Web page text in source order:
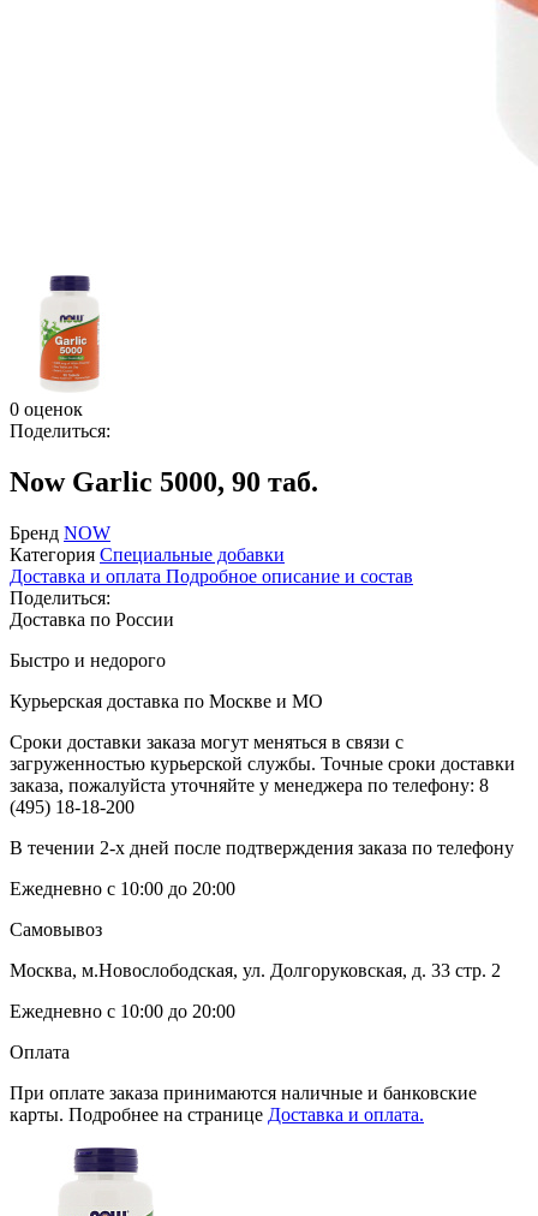
0 оценок
Поделиться:
Now Garlic 5000, 90 таб.
Бренд NOW
Категория Специальные добавки
Доставка и оплата Подробное описание и состав
Поделиться:
Доставка по России
Быстро и недорого
Курьерская доставка по Москве и МО
Сроки доставки заказа могут меняться в связи с
загруженностью курьерской службы. Точные сроки доставки
заказа, пожалуйста уточняйте у менеджера по телефону: 8
(495) 18-18-200
В течении 2-х дней после подтверждения заказа по телефону
Ежедневно с 10:00 до 20:00
Самовывоз
Москва, м.Новослободская, ул. Долгоруковская, д. 33 стр. 2
Ежедневно с 10:00 до 20:00
Оплата
При оплате заказа принимаются наличные и банковские
карты. Подробнее на странице Доставка и оплата.